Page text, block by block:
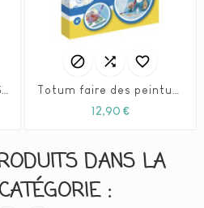
  
12,90 €Prix
DANS LA
: